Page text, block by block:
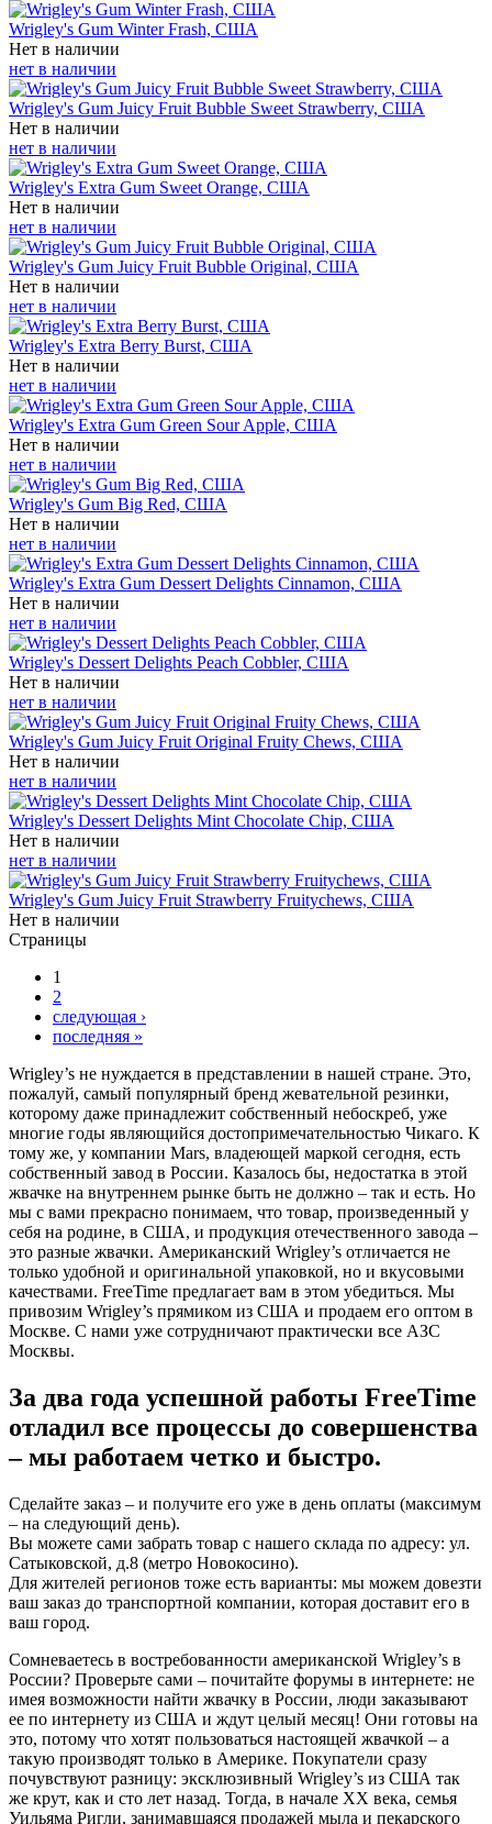
Wrigley's Gum Winter Frash, США
Нет в наличии
нет в наличии
Wrigley's Gum Juicy Fruit Bubble Sweet Strawberry, США
Нет в наличии
нет в наличии
Wrigley's Extra Gum Sweet Orange, США
Нет в наличии
нет в наличии
Wrigley's Gum Juicy Fruit Bubble Original, США
Нет в наличии
нет в наличии
Wrigley's Extra Berry Burst, США
Нет в наличии
нет в наличии
Wrigley's Extra Gum Green Sour Apple, США
Нет в наличии
нет в наличии
Wrigley's Gum Big Red, США
Нет в наличии
нет в наличии
Wrigley's Extra Gum Dessert Delights Cinnamon, США
Нет в наличии
нет в наличии
Wrigley's Dessert Delights Peach Cobbler, США
Нет в наличии
нет в наличии
Wrigley's Gum Juicy Fruit Original Fruity Chews, США
Нет в наличии
нет в наличии
Wrigley's Dessert Delights Mint Chocolate Chip, США
Нет в наличии
нет в наличии
Wrigley's Gum Juicy Fruit Strawberry Fruitychews, США
Нет в наличии
Страницы
1
2
следующая ›
последняя »
Wrigley’s не нуждается в представлении в нашей стране. Это,
пожалуй, самый популярный бренд жевательной резинки,
которому даже принадлежит собственный небоскреб, уже
многие годы являющийся достопримечательностью Чикаго. К
тому же, у компании Mars, владеющей маркой сегодня, есть
собственный завод в России. Казалось бы, недостатка в этой
жвачке на внутреннем рынке быть не должно – так и есть. Но
мы с вами прекрасно понимаем, что товар, произведенный у
себя на родине, в США, и продукция отечественного завода –
это разные жвачки. Американский Wrigley’s отличается не
только удобной и оригинальной упаковкой, но и вкусовыми
качествами. FreeTime предлагает вам в этом убедиться. Мы
привозим Wrigley’s прямиком из США и продаем его оптом в
Москве. С нами уже сотрудничают практически все АЗС
Москвы.
За два года успешной работы FreeTime
отладил все процессы до совершенства
– мы работаем четко и быстро.
Сделайте заказ – и получите его уже в день оплаты (максимум
– на следующий день).
Вы можете сами забрать товар с нашего склада по адресу: ул.
Сатыковской, д.8 (метро Новокосино).
Для жителей регионов тоже есть варианты: мы можем довезти
ваш заказ до транспортной компании, которая доставит его в
ваш город.
Сомневаетесь в востребованности американской Wrigley’s в
России? Проверьте сами – почитайте форумы в интернете: не
имея возможности найти жвачку в России, люди заказывают
ее по интернету из США и ждут целый месяц! Они готовы на
это, потому что хотят пользоваться настоящей жвачкой – а
такую производят только в Америке. Покупатели сразу
почувствуют разницу: эксклюзивный Wrigley’s из США так
же крут, как и сто лет назад. Тогда, в начале ХХ века, семья
Уильяма Ригли, занимавшаяся продажей мыла и пекарского